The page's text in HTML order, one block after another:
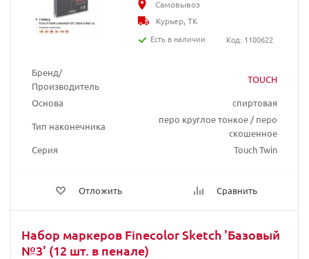
Бренд/
Производитель
TOUCH
Основа
спиртовая
Тип наконечника
перо круглое тонкое / перо
скошенное
Серия
Touch Twin
Отложить Сравнить
Самовывоз
Курьер, ТК
Есть в наличии
Код: 1100622
Набор маркеров Finecolor Sketch 'Базовый
№3' (12 шт. в пенале)